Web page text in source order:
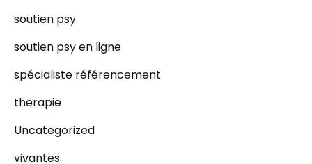
soutien psy
soutien psy en ligne
spécialiste référencement
therapie
Uncategorized
vivantes